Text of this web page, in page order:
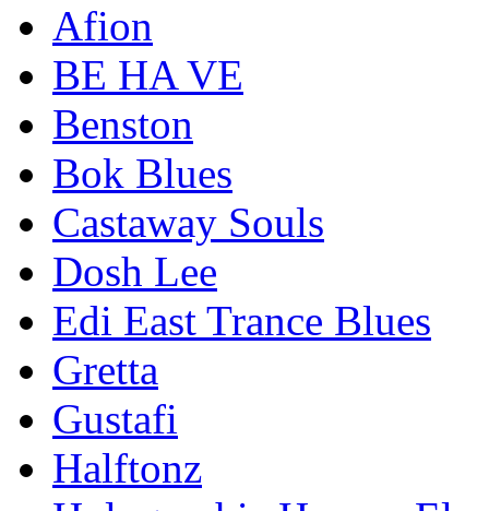
Afion
BE HA VE
Benston
Bok Blues
Castaway Souls
Dosh Lee
Edi East Trance Blues
Gretta
Gustafi
Halftonz